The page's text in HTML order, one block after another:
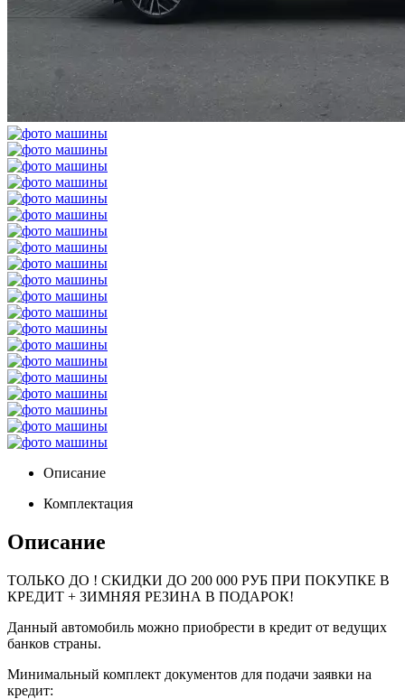
Описание
Комплектация
Описание
ТОЛЬКО ДО ! СКИДКИ ДО 200 000 РУБ ПРИ ПОКУПКЕ В
КРЕДИТ + ЗИМНЯЯ РЕЗИНА В ПОДАРОК!
Данный автомобиль можно приобрести в кредит от ведущих
банков страны.
Минимальный комплект документов для подачи заявки на
кредит: